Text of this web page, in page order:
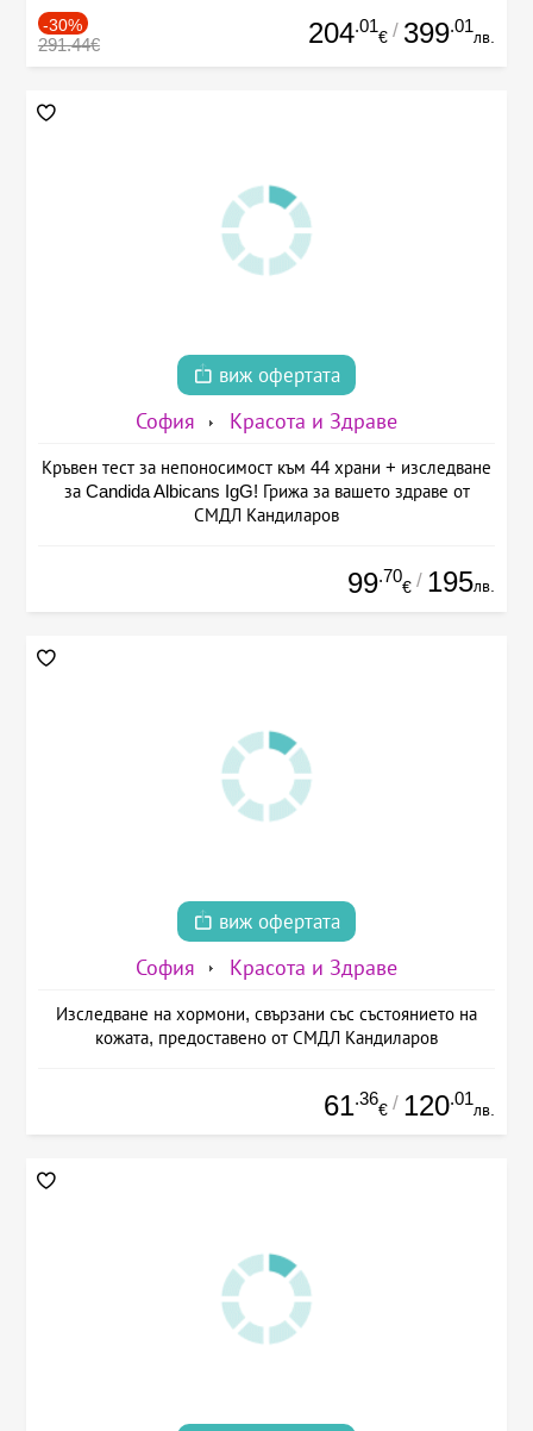
-30%
291.44€ 204.01
€ / 399.01
лв.
виж офертата
София Красота и Здраве
Кръвен тест за непоносимост към 44 храни + изследване
за Candida Albicans IgG! Грижа за вашето здраве от
СМДЛ Кандиларов
99.70
€ / 195лв.
виж офертата
София Красота и Здраве
Изследване на хормони, свързани със състоянието на
кожата, предоставено от СМДЛ Кандиларов
61.36
€ / 120.01
лв.